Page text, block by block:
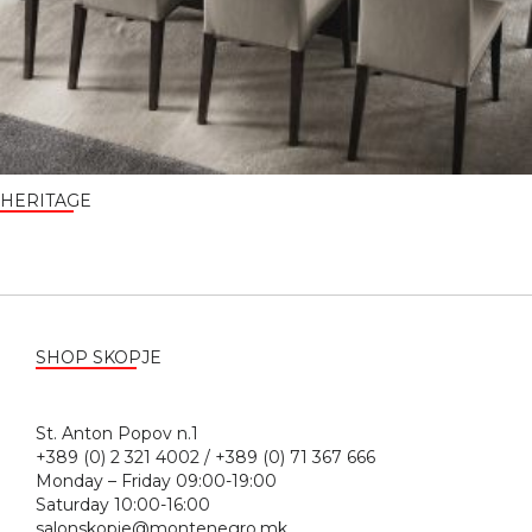
HERITAGE
SHOP SKOPJE
St. Anton Popov n.1
+389 (0) 2 321 4002 / +389 (0) 71 367 666
Monday – Friday 09:00-19:00
Saturday 10:00-16:00